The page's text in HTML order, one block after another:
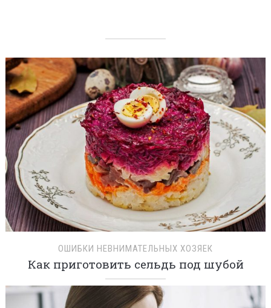
ОШИБКИ НЕВНИМАТЕЛЬНЫХ ХОЗЯЕК
Как приготовить сельдь под шубой